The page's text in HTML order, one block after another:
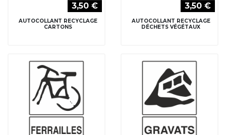
3,50 €
AUTOCOLLANT RECYCLAGE
CARTONS
3,50 €
AUTOCOLLANT RECYCLAGE
DÉCHETS VÉGÉTAUX